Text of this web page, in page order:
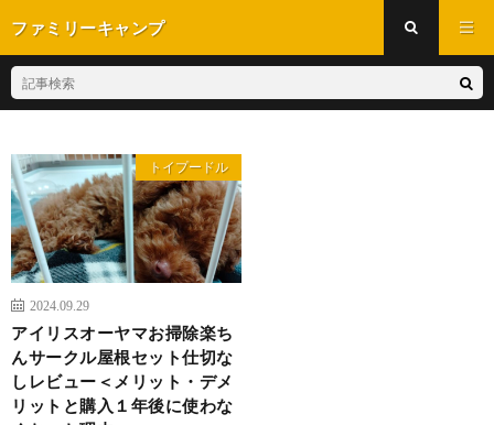
ファミリーキャンプ
トイプードル
2024.09.29
アイリスオーヤマお掃除楽ち
んサークル屋根セット仕切な
しレビュー＜メリット・デメ
リットと購入１年後に使わな